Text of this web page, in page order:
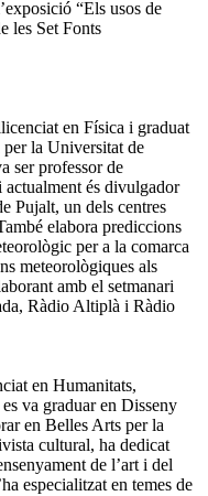
“Els usos de
les Set Fonts
en Física i graduat
la Universitat de
ser professor de
actualment és divulgador
Pujalt, un dels centres
elabora prediccions
per a la comarca
meteorològiques als
amb el setmanari
Ràdio Altiplà i Ràdio
en Humanitats,
va graduar en Disseny
en Belles Arts per la
cultural, ha dedicat
de l’art i del
especialitzat en temes de